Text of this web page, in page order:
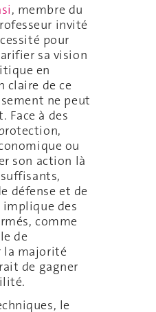
, membre du
invité
pour
sa vision
en
claire de ce
ne peut
Face à des
ou
son action là
défense et de
des
comme
de
la majorité
de gagner
le